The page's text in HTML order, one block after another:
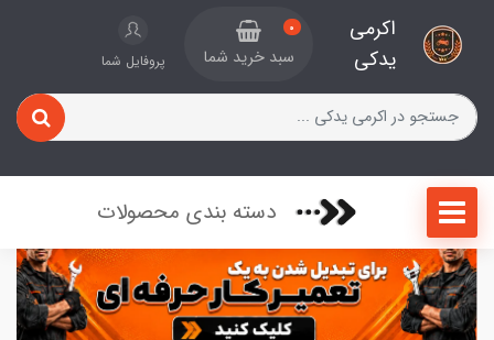
اکرمی
یدکی
0
سبد خرید شما پروفایل شما
دسته بندی محصولات